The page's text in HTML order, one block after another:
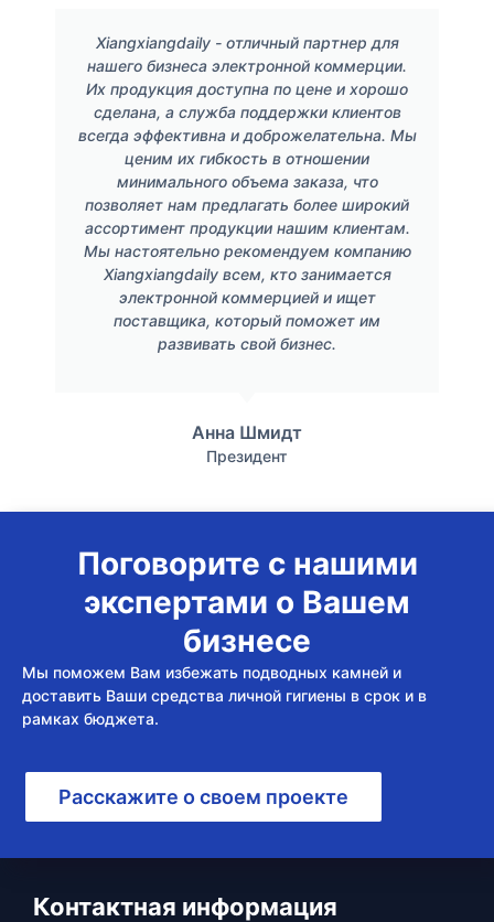
Xiangxiangdaily - отличный партнер для
нашего бизнеса электронной коммерции.
Их продукция доступна по цене и хорошо
сделана, а служба поддержки клиентов
всегда эффективна и доброжелательна. Мы
ценим их гибкость в отношении
минимального объема заказа, что
позволяет нам предлагать более широкий
ассортимент продукции нашим клиентам.
Мы настоятельно рекомендуем компанию
Xiangxiangdaily всем, кто занимается
электронной коммерцией и ищет
поставщика, который поможет им
развивать свой бизнес.
Анна Шмидт
Президент
Поговорите с нашими
экспертами о Вашем
бизнесе
Мы поможем Вам избежать подводных камней и
доставить Ваши средства личной гигиены в срок и в
рамках бюджета.
Расскажите о своем проекте
Контактная информация